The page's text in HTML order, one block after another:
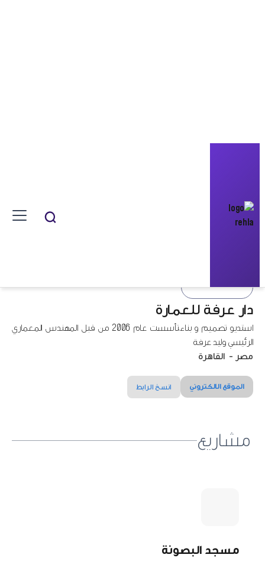
دار عرفة للعمارة
استديو تصميم و بناء،تأسست عام 2006 من قبل المهندس المعماري
الرئيسي وليد عرفة
مصر -القاهرة
انسخ الرابط الموقع الالكتروني
مشاريع
مسجد البصونة